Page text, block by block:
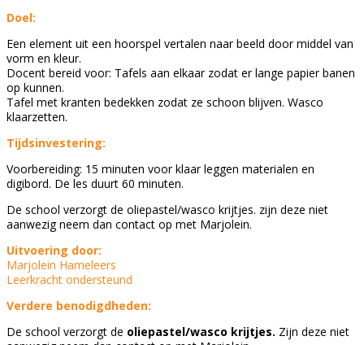
Doel:
Een element uit een hoorspel vertalen naar beeld door middel van
vorm en kleur.
Docent bereid voor: Tafels aan elkaar zodat er lange papier banen
op kunnen.
Tafel met kranten bedekken zodat ze schoon blijven. Wasco
klaarzetten.
Tijdsinvestering:
Voorbereiding: 15 minuten voor klaar leggen materialen en
digibord. De les duurt 60 minuten.
De school verzorgt de oliepastel/wasco krijtjes. zijn deze niet
aanwezig neem dan contact op met Marjolein.
Uitvoering door:
Marjolein Hameleers
Leerkracht ondersteund
Verdere benodigdheden:
De school verzorgt de oliepastel/wasco krijtjes. Zijn deze niet